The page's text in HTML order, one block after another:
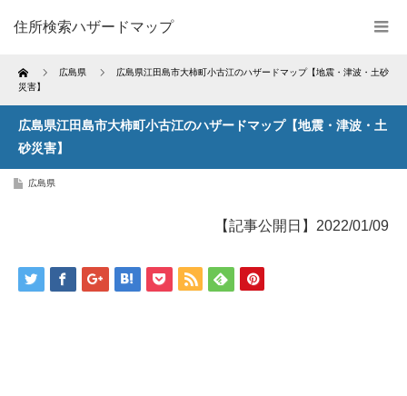
住所検索ハザードマップ
Home 広島県
広島県江田島市大柿町小古江のハザードマップ【地震・津波・土砂
災害】
広島県江田島市大柿町小古江のハザードマップ【地震・津波・土
砂災害】
広島県
【記事公開日】2022/01/09